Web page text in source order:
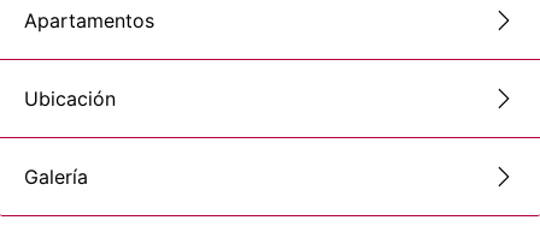
Apartamentos
Ubicación
Galería